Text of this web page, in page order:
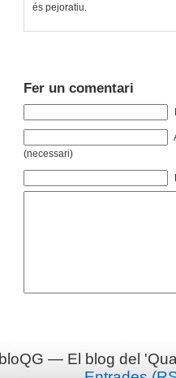
és pejoratiu.
Fer un comentari
(necessari)
bloQG — El blog del